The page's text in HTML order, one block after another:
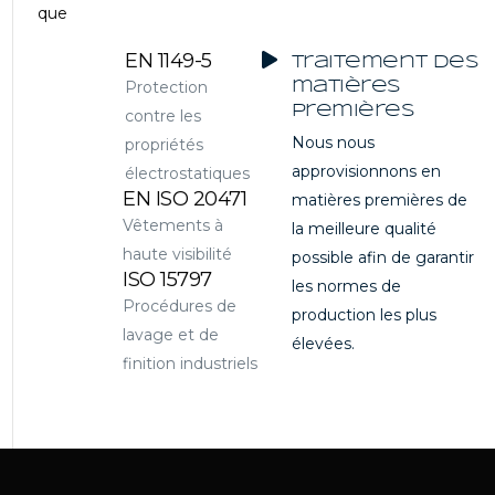
que
EN 1149-5
Protection
contre les
propriétés
électrostatiques
EN ISO 20471
Vêtements à
haute visibilité
ISO 15797
Procédures de
lavage et de
finition industriels
Traitement des
matières
premières
Nous nous
approvisionnons en
matières premières de
la meilleure qualité
possible afin de garantir
les normes de
production les plus
élevées.